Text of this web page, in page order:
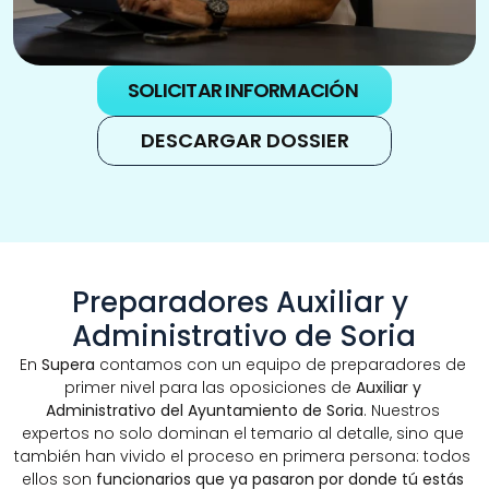
SOLICITAR INFORMACIÓN
DESCARGAR DOSSIER
Preparadores Auxiliar y
Administrativo de Soria
En Supera contamos con un equipo de preparadores de
primer nivel para las oposiciones de Auxiliar y
Administrativo del Ayuntamiento de Soria. Nuestros
expertos no solo dominan el temario al detalle, sino que
también han vivido el proceso en primera persona: todos
ellos son funcionarios que ya pasaron por donde tú estás